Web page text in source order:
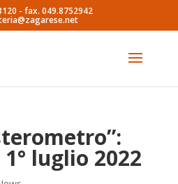
- fax. 049.8752942
luglio 2022